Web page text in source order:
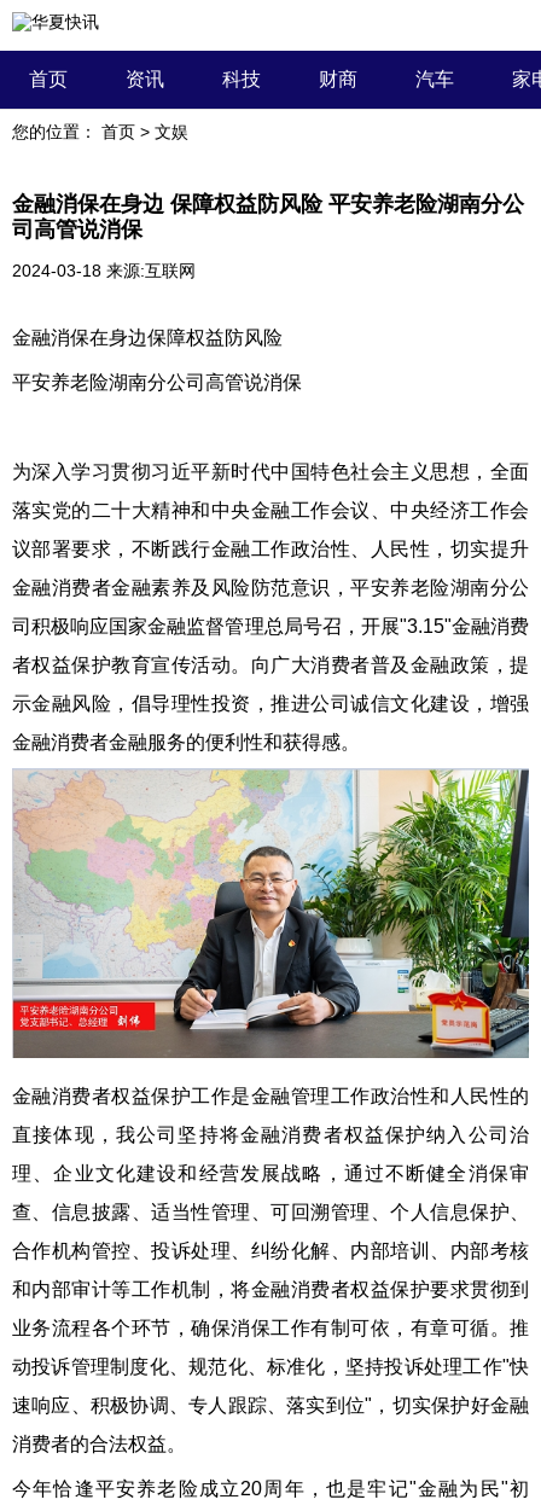
首页 资讯 科技 财商 汽车 家
您的位置： 首页 > 文娱
金融消保在身边 保障权益防风险 平安养老险湖南分公
司高管说消保
2024-03-18 来源:互联网
金融消保在身边保障权益防风险
平安养老险湖南分公司高管说消保
为深入学习贯彻习近平新时代中国特色社会主义思想，全面
落实党的二十大精神和中央金融工作会议、中央经济工作会
议部署要求，不断践行金融工作政治性、人民性，切实提升
金融消费者金融素养及风险防范意识，平安养老险湖南分公
司积极响应国家金融监督管理总局号召，开展"3.15"金融消费
者权益保护教育宣传活动。向广大消费者普及金融政策，提
示金融风险，倡导理性投资，推进公司诚信文化建设，增强
金融消费者金融服务的便利性和获得感。
金融消费者权益保护工作是金融管理工作政治性和人民性的
直接体现，我公司坚持将金融消费者权益保护纳入公司治
理、企业文化建设和经营发展战略，通过不断健全消保审
查、信息披露、适当性管理、可回溯管理、个人信息保护、
合作机构管控、投诉处理、纠纷化解、内部培训、内部考核
和内部审计等工作机制，将金融消费者权益保护要求贯彻到
业务流程各个环节，确保消保工作有制可依，有章可循。推
动投诉管理制度化、规范化、标准化，坚持投诉处理工作"快
速响应、积极协调、专人跟踪、落实到位"，切实保护好金融
消费者的合法权益。
今年恰逢平安养老险成立20周年，也是牢记"金融为民"初